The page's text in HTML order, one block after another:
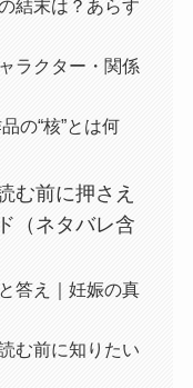
結末は？あらす
ラクター・関係
の“核”とは何
む前に押さえ
（ネタバレ含
答え｜妊娠の真
む前に知りたい